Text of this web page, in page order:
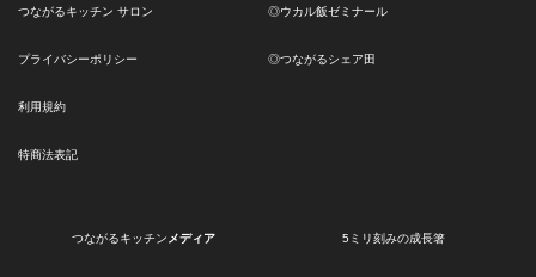
つながるキッチン サロン
プライバシーポリシー
利用規約
特商法表記
◎ウカル飯ゼミナール
◎つながるシェア田
つながるキッチン メディア 5ミリ刻みの成長箸